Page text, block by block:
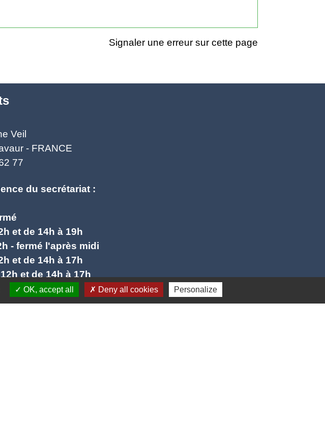
Signaler une erreur sur cette page
Veil
- FRANCE
77
du secrétariat :
et de 14h à 19h
- fermé l'après midi
et de 14h à 17h
et de 14h à 17h
OK, accept all Deny all cookies Personalize